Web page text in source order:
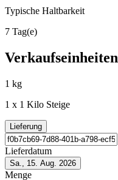
Typische Haltbarkeit
7 Tag(e)
Verkaufseinheiten
1 kg
1 x 1 Kilo Steige
Lieferung
Lieferdatum
Sa., 15. Aug. 2026
Menge